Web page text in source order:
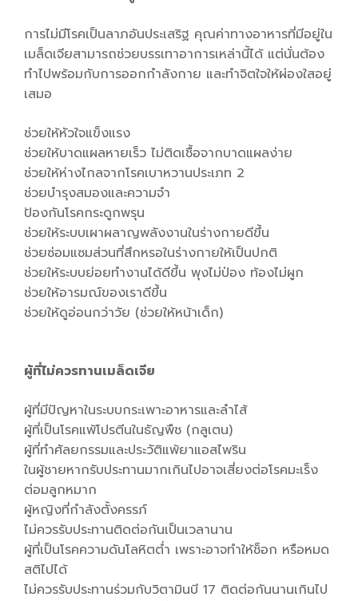
การไม่มีโรคเป็นลาภอันประเสริฐ คุณค่าทางอาหารที่มีอยู่ใน
เมล็ดเจียสามารถช่วยบรรเทาอาการเหล่านี้ได้ แต่นั่นต้อง
ทำไปพร้อมกับการออกกำลังกาย และทำจิตใจให้ผ่องใสอยู่
เสมอ
ช่วยให้หัวใจแข็งแรง
ช่วยให้บาดแผลหายเร็ว ไม่ติดเชื้อจากบาดแผลง่าย
ช่วยให้ห่างไกลจากโรคเบาหวานประเภท 2
ช่วยบำรุงสมองและความจำ
ป้องกันโรคกระดูกพรุน
ช่วยให้ระบบเผาผลาญพลังงานในร่างกายดีขึ้น
ช่วยซ่อมแซมส่วนที่สึกหรอในร่างกายให้เป็นปกติ
ช่วยให้ระบบย่อยทำงานได้ดีขึ้น พุงไม่ป่อง ท้องไม่ผูก
ช่วยให้อารมณ์ของเราดีขึ้น
ช่วยให้ดูอ่อนกว่าวัย (ช่วยให้หน้าเด็ก)
ผู้ที่ไม่ควรทานเมล็ดเจีย
ผู้ที่มีปัญหาในระบบกระเพาะอาหารและลำไส้
ผู้ที่เป็นโรคแพ้โปรตีนในธัญพืช (กลูเตน)
ผู้ที่ทำศัลยกรรมและประวัติแพ้ยาแอสไพริน
ในผู้ชายหากรับประทานมากเกินไปอาจเสี่ยงต่อโรคมะเร็ง
ต่อมลูกหมาก
ผู้หญิงที่กำลังตั้งครรภ์
ไม่ควรรับประทานติดต่อกันเป็นเวลานาน
ผู้ที่เป็นโรคความดันโลหิตต่ำ เพราะอาจทำให้ช็อก หรือหมด
สติไปได้
ไม่ควรรับประทานร่วมกับวิตามินบี 17 ติดต่อกันนานเกินไป